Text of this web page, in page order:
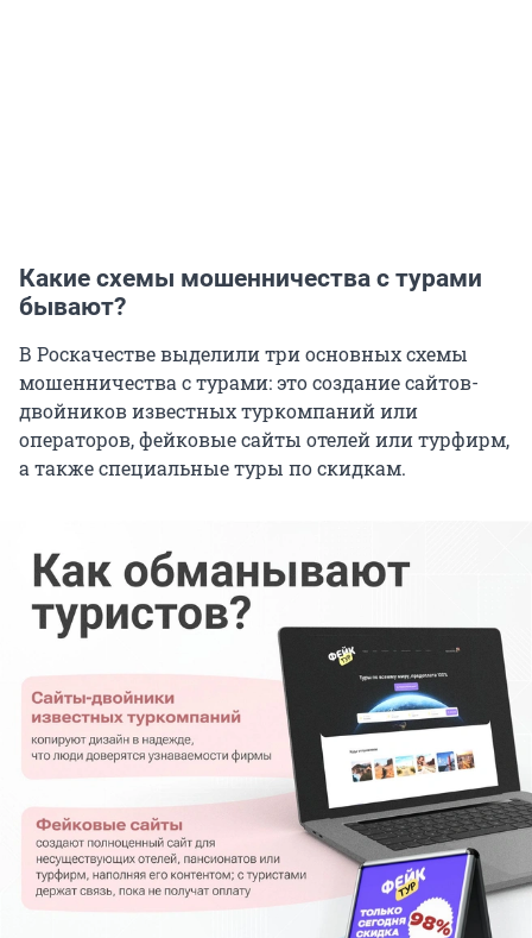
Какие схемы мошенничества с турами
бывают?
В Роскачестве выделили три основных схемы
мошенничества с турами: это создание сайтов-
двойников известных туркомпаний или
операторов, фейковые сайты отелей или турфирм,
а также специальные туры по скидкам.